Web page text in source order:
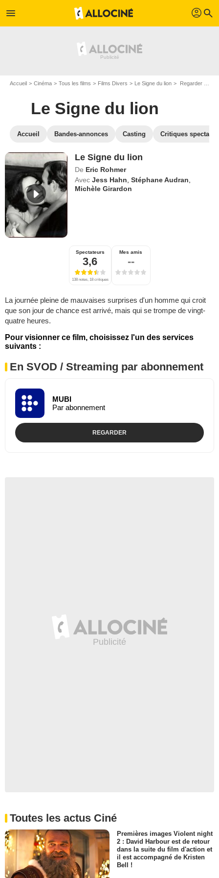
menu profil search
Accueil Cinéma Tous les films Films Divers Le Signe du lion Regarder Le Signe du lion en SVOD
Le Signe du lion
Accueil Bandes-annonces Casting Critiques
Le Signe du lion
De Eric Rohmer
Avec Jess Hahn ,Stéphane Audran
Michèle Girardon
Spectateurs
3,6
138 notes, 18 critiques
Mes amis
--
La journée pleine de mauvaises surprises d'un homme qui croit
que son jour de chance est arrivé, mais qui se trompe de vingt-
quatre heures.
Pour visionner ce film, choisissez l'un des services
suivants :
En SVOD / Streaming par abonnement
MUBI
Par abonnement
REGARDER
Toutes les actus Ciné
Premières images Violent night
2 : David Harbour est de retour
dans la suite du film d'action et
il est accompagné de Kristen
Bell !